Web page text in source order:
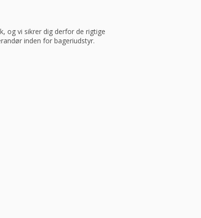
og vi sikrer dig derfor de rigtige
inden for bageriudstyr.